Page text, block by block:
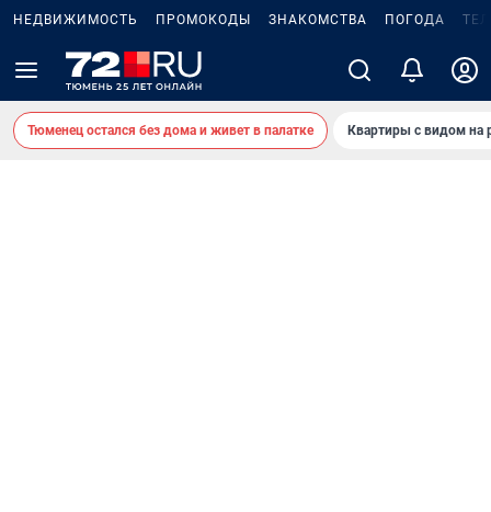
НЕДВИЖИМОСТЬ ПРОМОКОДЫ ЗНАКОМСТВА ПОГОДА
Тюменец остался без дома и живет в палатке Квартиры с видом на